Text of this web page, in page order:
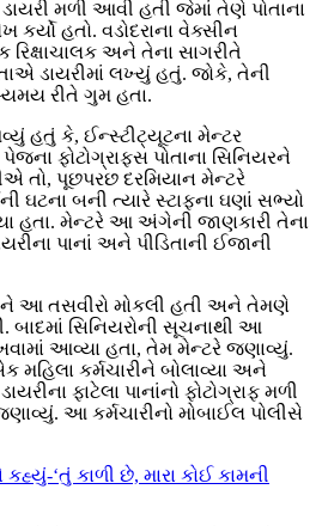
મળી આવી હતી જેમાં તેણે પોતાના
કર્યો હતો. વડોદરાના વેક્સીન
અને તેના સાગરીતે
ડાયરીમાં લખ્યું હતું. જોકે, તેની
રીતે ગુમ હતા.
હતું કે, ઈન્સ્ટીટ્યૂટના મેન્ટર
પેજના ફોટોગ્રાફ્સ પોતાના સિનિયરને
તો, પૂછપરછ દરમિયાન મેન્ટરે
ઘટના બની ત્યારે સ્ટાફના ઘણાં સભ્યો
હતા. મેન્ટરે આ અંગેની જાણકારી તેના
પાનાં અને પીડિતાની ઈજાની
આ તસવીરો મોકલી હતી અને તેમણે
બાદમાં સિનિયરોની સૂચનાથી આ
આવ્યા હતા, તેમ મેન્ટરે જણાવ્યું.
મહિલા કર્મચારીને બોલાવ્યા અને
ફાટેલા પાનાંનો ફોટોગ્રાફ મળી
આ કર્મચારીનો મોબાઈલ પોલીસે
‘તું કાળી છે, મારા કોઈ કામની